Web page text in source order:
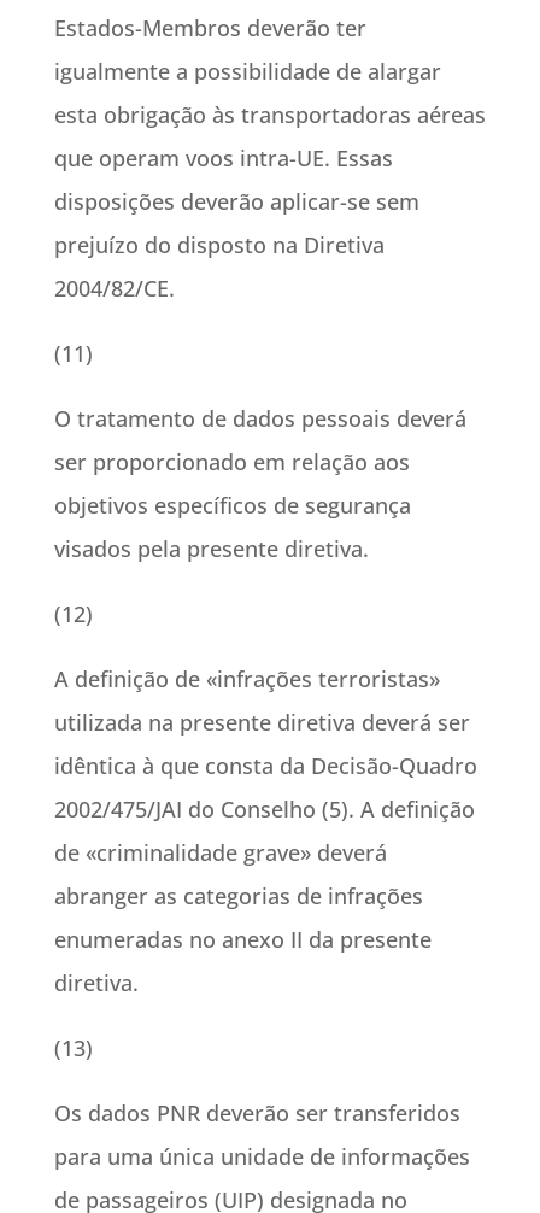
Estados-Membros deverão ter
igualmente a possibilidade de alargar
esta obrigação às transportadoras aéreas
que operam voos intra-UE. Essas
disposições deverão aplicar-se sem
prejuízo do disposto na Diretiva
2004/82/CE.
(11)
O tratamento de dados pessoais deverá
ser proporcionado em relação aos
objetivos específicos de segurança
visados pela presente diretiva.
(12)
A definição de «infrações terroristas»
utilizada na presente diretiva deverá ser
idêntica à que consta da Decisão-Quadro
2002/475/JAI do Conselho (5). A definição
de «criminalidade grave» deverá
abranger as categorias de infrações
enumeradas no anexo II da presente
diretiva.
(13)
Os dados PNR deverão ser transferidos
para uma única unidade de informações
de passageiros (UIP) designada no